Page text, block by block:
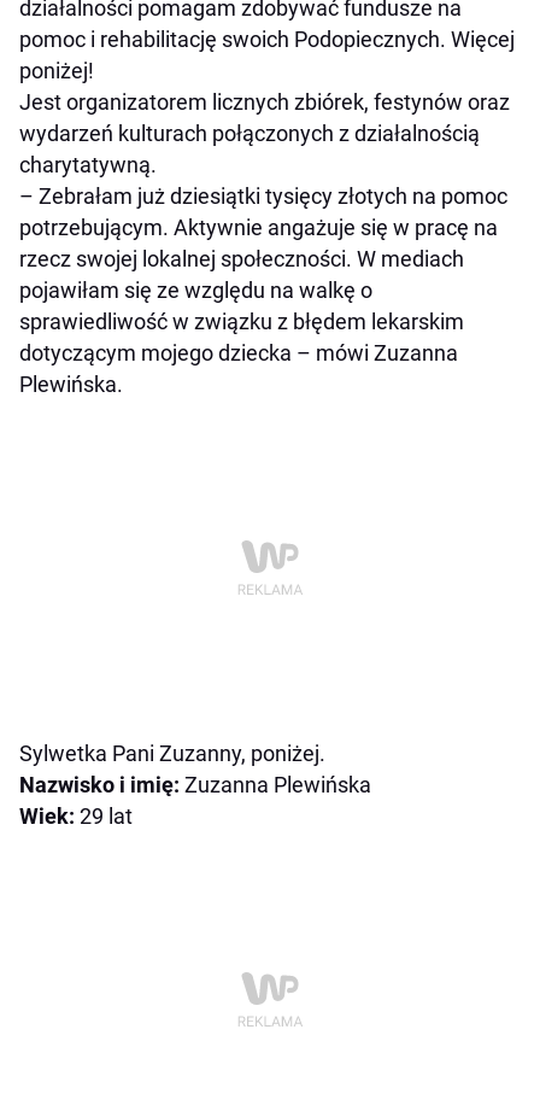
działalności pomagam zdobywać fundusze na
pomoc i rehabilitację swoich Podopiecznych. Więcej
poniżej!
Jest organizatorem licznych zbiórek, festynów oraz
wydarzeń kulturach połączonych z działalnością
charytatywną.
– Zebrałam już dziesiątki tysięcy złotych na pomoc
potrzebującym. Aktywnie angażuje się w pracę na
rzecz swojej lokalnej społeczności. W mediach
pojawiłam się ze względu na walkę o
sprawiedliwość w związku z błędem lekarskim
dotyczącym mojego dziecka – mówi Zuzanna
Plewińska.
Sylwetka Pani Zuzanny, poniżej.
Nazwisko i imię: Zuzanna Plewińska
Wiek: 29 lat